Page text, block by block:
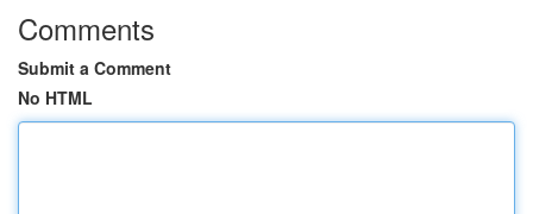
Comments
Submit a Comment
No HTML